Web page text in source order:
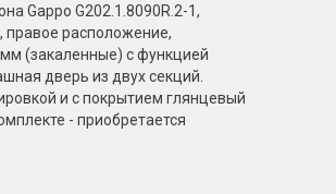
Gappo G202.1.8090R.2-1,
правое расположение,
(закаленные) с функцией
дверь из двух секций.
и с покрытием глянцевый
- приобретается